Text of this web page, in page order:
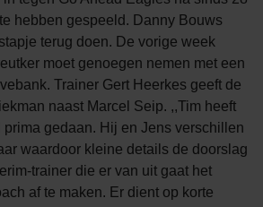
hebben gespeeld. Danny Bouws
terug doen. De vorige week
moet genoegen nemen met een
Trainer Gert Heerkes geeft de
naast Marcel Seip. ,,Tim heeft
prima gedaan. Hij en Jens verschillen
waardoor kleine details de doorslag
trainer die er van uit gaat het
af te maken. Er dient op korte